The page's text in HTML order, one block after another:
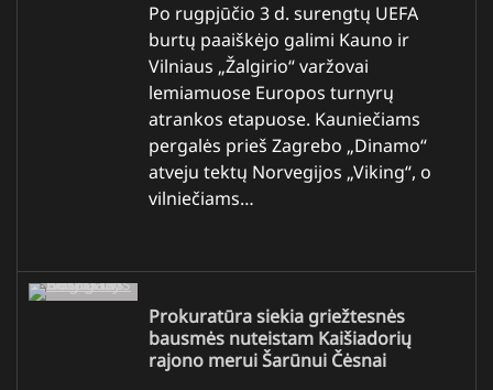
Po rugpjūčio 3 d. surengtų UEFA
burtų paaiškėjo galimi Kauno ir
Vilniaus „Žalgirio“ varžovai
lemiamuose Europos turnyrų
atrankos etapuose. Kauniečiams
pergalės prieš Zagrebo „Dinamo“
atveju tektų Norvegijos „Viking“, o
vilniečiams…
Prokuratūra siekia griežtesnės
bausmės nuteistam Kaišiadorių
rajono merui Šarūnui Čėsnai